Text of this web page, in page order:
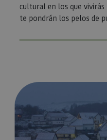
cultural en los que
te pondrán los pelos de
Los 8 pueblos más